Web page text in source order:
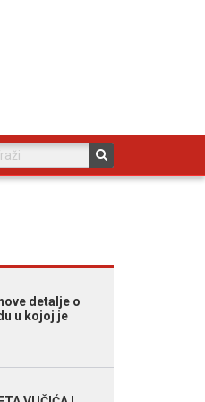
detalje o
u kojoj je